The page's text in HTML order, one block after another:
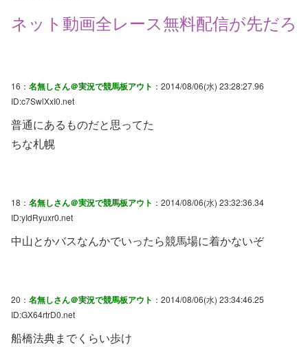
ネット動画全レース無料配信が先だろ
16： 名無しさん＠実況で競馬板アウト ：2014/08/06(水) 23:28:27.96
ID:c7SwlXxI0.net
普通にあるものだと思ってた
ちな札幌
18： 名無しさん＠実況で競馬板アウト ：2014/08/06(水) 23:32:36.34
ID:yIdRyuxr0.net
中山とかバスなんかでいったら競馬場に着かないぞ
20： 名無しさん＠実況で競馬板アウト ：2014/08/06(水) 23:34:46.25
ID:GX64rtrD0.net
船橋法典までくらい歩け